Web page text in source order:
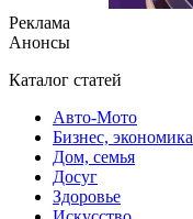
Реклама
Анонсы
Каталог статей
Авто-Мото
Бизнес, экономика
Дом, семья
Досуг
Здоровье